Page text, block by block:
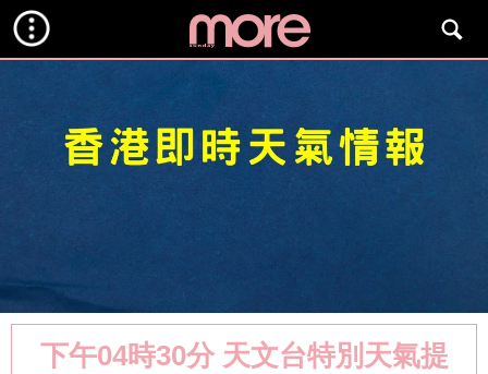
下午04時30分 天文台特別天氣提